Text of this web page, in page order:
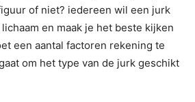
of niet? iedereen wil een jurk
en maak je het beste kijken
een aantal factoren rekening te
om het type van de jurk geschikt